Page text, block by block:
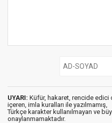
UYARI: Küfür, hakaret, rencide edici
içeren, imla kuralları ile yazılmamış,
Türkçe karakter kullanılmayan ve
onaylanmamaktadır.